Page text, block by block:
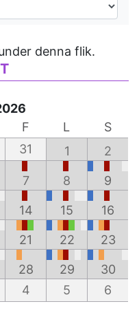
denna flik.
F L
S
31 1 2
7 8 9
14 15 16
21 22 23
28 29
30
4 5 6